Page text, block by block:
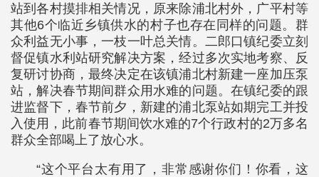
站到各村摸排相关情况，原来除浦北村外，广平村等
其他6个临近乡镇供水的村子也存在同样的问题。群
众利益无小事，一枝一叶总关情。二郎口镇纪委立刻
督促镇水利站研究解决方案，经过多次实地考察、反
复研讨协商，最终决定在该镇浦北村新建一座加压泵
站，解决春节期间群众用水难的问题。在镇纪委的跟
进监督下，春节前夕，新建的浦北泵站如期完工并投
入使用，此前春节期间饮水难的7个行政村的2万多名
群众全部喝上了放心水。
“这个平台太有用了，非常感谢你们！你看，这